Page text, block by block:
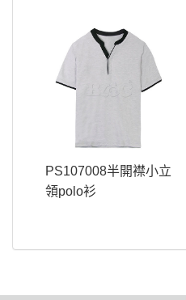
PS107008半開襟小立
領polo衫